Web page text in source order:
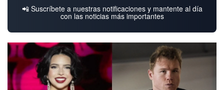
📲 Suscríbete a nuestras notificaciones y mantente al día
con las noticias más importantes